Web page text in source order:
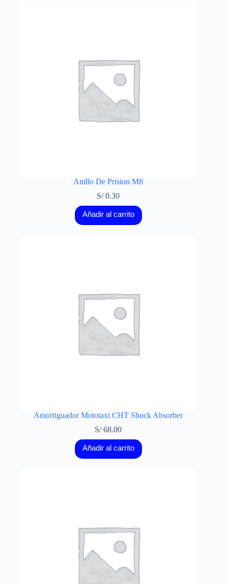
Anillo De Prision M8
S/0.30
Añadir al carrito
Amortiguador Mototaxi CHT Shock Absorber
S/68.00
Añadir al carrito